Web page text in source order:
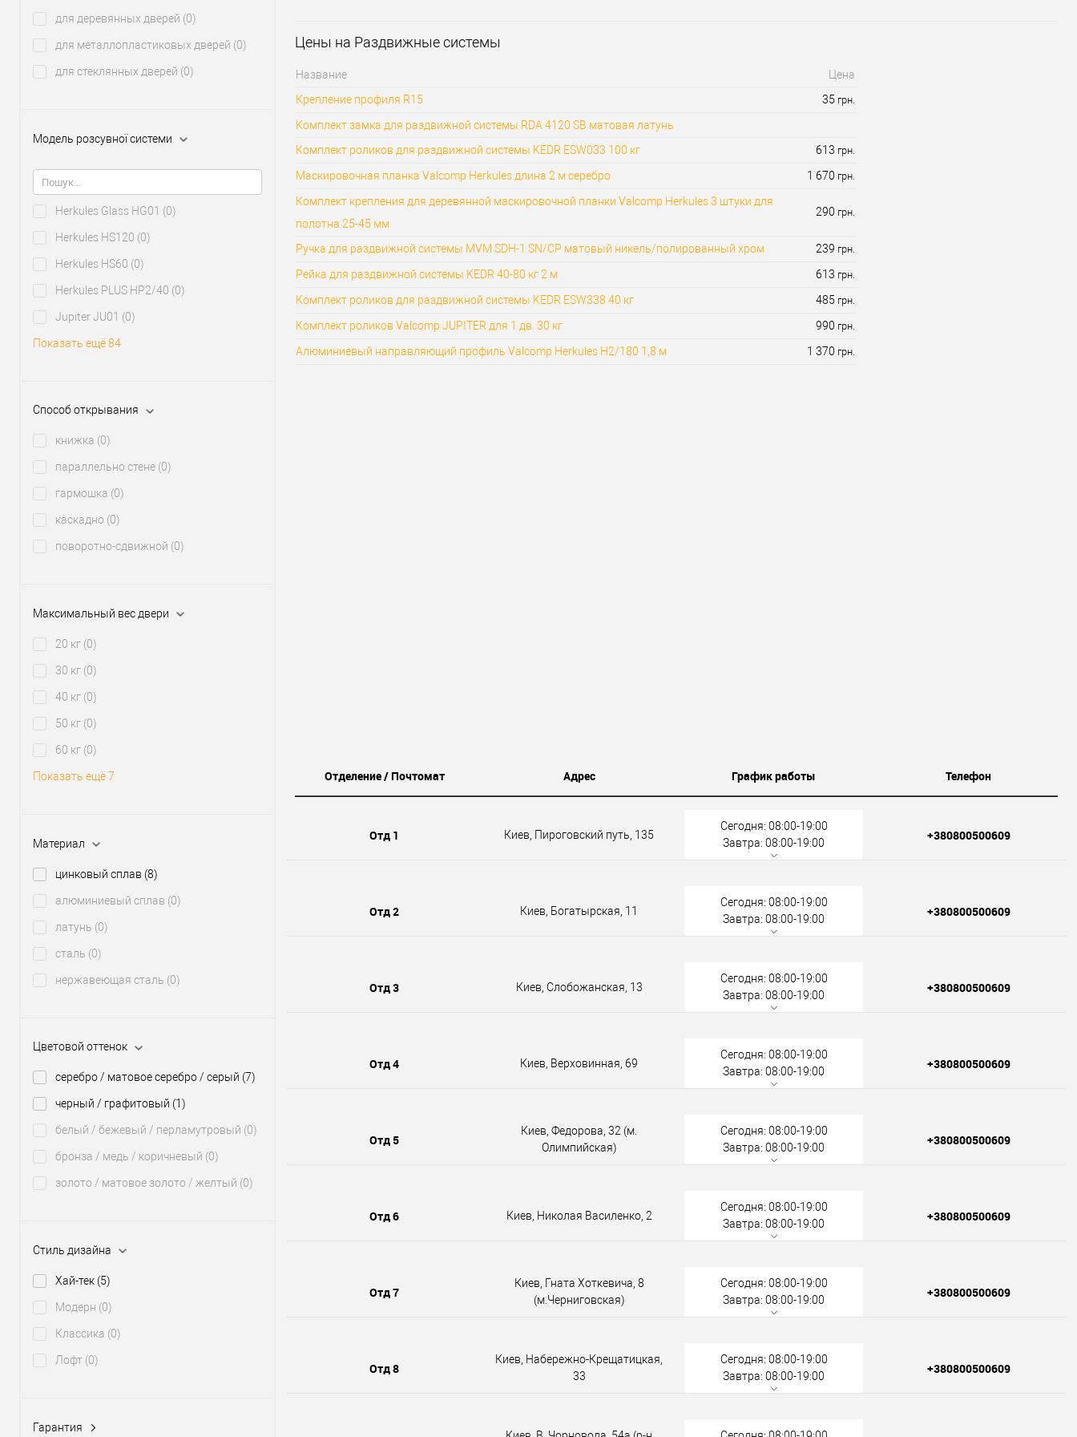
для деревянных дверей (0)
для металлопластиковых дверей (0)
для стеклянных дверей (0)
Модель розсувної системи
Herkules Glass HG01 (0)
Herkules HS120 (0)
Herkules HS60 (0)
Herkules PLUS HP2/40 (0)
Jupiter JU01 (0)
Показать ещё 84
Способ открывания
книжка (0)
параллельно стене (0)
гармошка (0)
каскадно (0)
поворотно-сдвижной (0)
Максимальный вес двери
20 кг (0)
30 кг (0)
40 кг (0)
50 кг (0)
60 кг (0)
Показать ещё 7
Материал
цинковый сплав (8)
алюминиевый сплав (0)
латунь (0)
сталь (0)
нержавеющая сталь (0)
Цветовой оттенок
серебро / матовое серебро / серый (7)
черный / графитовый (1)
белый / бежевый / перламутровый (0)
бронза / медь / коричневый (0)
золото / матовое золото / желтый (0)
Стиль дизайна
Хай-тек (5)
Модерн (0)
Классика (0)
Лофт (0)
Гарантия
Цены на Раздвижные системы
Название
Цена
Крепление профиля R15
35 грн.
Комплект замка для раздвижной системы RDA 4120 SB матовая латунь
Комплект роликов для раздвижной системы KEDR ESW033 100 кг
613 грн.
Маскировочная планка Valcomp Herkules длина 2 м серебро 1 670 грн.
Комплект крепления для деревянной маскировочной планки Valcomp Herkules 3 штуки для
полотна 25-45 мм
290 грн.
Ручка для раздвижной системы MVM SDH-1 SN/CP матовый никель/полированный хром 239 грн.
Рейка для раздвижной системы KEDR 40-80 кг 2 м 613 грн.
Комплект роликов для раздвижной системы KEDR ESW338 40 кг 485 грн.
Комплект роликов Valcomp JUPITER для 1 дв. 30 кг 990 грн.
Алюминиевый направляющий профиль Valcomp Herkules H2/180 1,8 м 1 370 грн.
Отделение / Почтомат Адрес График работы Телефон
Отд 1 Киев, Пироговский путь, 135
Сегодня: 08:00-19:00
Завтра: 08:00-19:00
+380800500609
Отд 2 Киев, Богатырская, 11
Сегодня: 08:00-19:00
Завтра: 08:00-19:00
+380800500609
Отд 3 Киев, Слобожанская, 13
Сегодня: 08:00-19:00
Завтра: 08:00-19:00
+380800500609
Отд 4 Киев, Верховинная, 69
Сегодня: 08:00-19:00
Завтра: 08:00-19:00
+380800500609
Отд 5
Киев, Федорова, 32 (м.
Олимпийская)
Сегодня: 08:00-19:00
Завтра: 08:00-19:00
+380800500609
Отд 6 Киев, Николая Василенко, 2
Сегодня: 08:00-19:00
Завтра: 08:00-19:00
+380800500609
Отд 7
Киев, Гната Хоткевича, 8
(м.Черниговская)
Сегодня: 08:00-19:00
Завтра: 08:00-19:00
+380800500609
Отд 8
Киев, Набережно-Крещатицкая,
33
Сегодня: 08:00-19:00
Завтра: 08:00-19:00
+380800500609